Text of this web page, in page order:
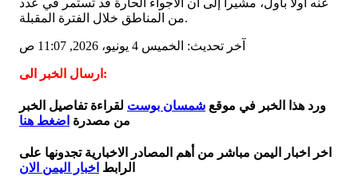
من المناطق خلال الفترة المقبلة.
آخر تحديث: الخميس 4 يونيو، 2026, 11:07 ص
ارسال الخبر الى:
ورد هذا الخبر في موقع شمسان بوست لقراءة تفاصيل الخبر
من مصدرة اضغط هنا
اخر اخبار اليمن مباشر من أهم المصادر الاخبارية تجدونها على
الرابط اخبار اليمن الان